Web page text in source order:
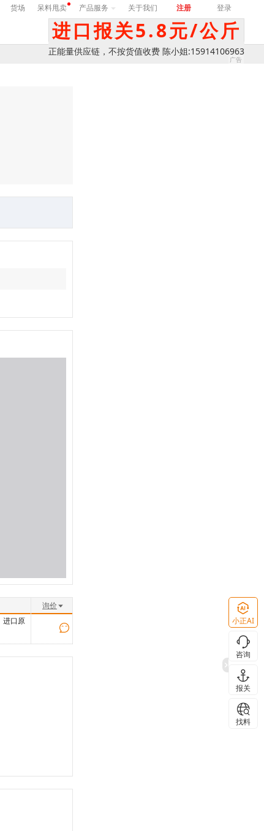
货场 呆料甩卖 产品服务 关于我们 注册 登录
进口报关5.8元/公斤
正能量供应链，不按货值收费 陈小姐:15914106963
询价
进口原
小正AI
咨询
报关
找料